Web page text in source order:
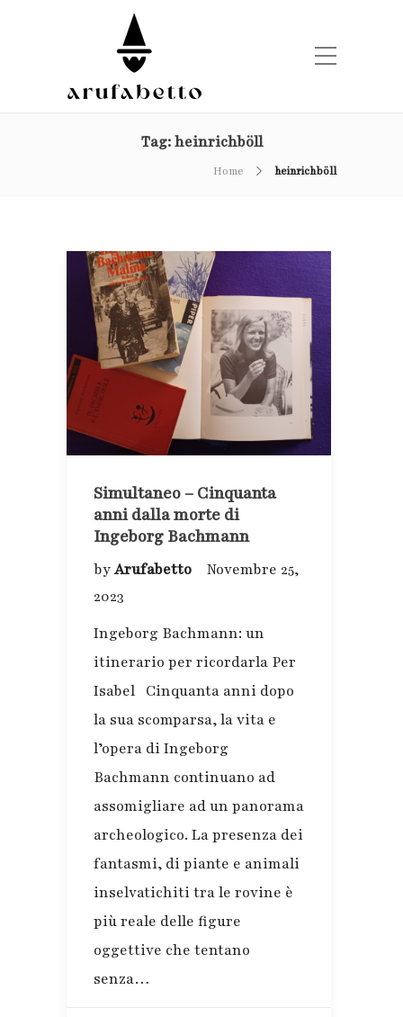
Tag:heinrichböll
Home heinrichböll
Simultaneo – Cinquanta
anni dalla morte di
Ingeborg Bachmann
byArufabetto
Novembre 25,
2023
Ingeborg Bachmann: un
itinerario per ricordarla Per
Isabel Cinquanta anni dopo
la sua scomparsa, la vita e
l’opera di Ingeborg
Bachmann continuano ad
assomigliare ad un panorama
archeologico. La presenza dei
fantasmi, di piante e animali
inselvatichiti tra le rovine è
più reale delle figure
oggettive che tentano
senza…